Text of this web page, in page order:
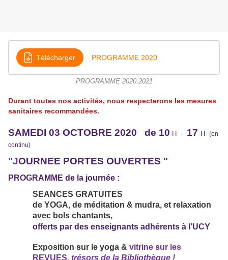
Télécharger PROGRAMME 2020
PROGRAMME 2020.2021
Durant toutes nos activités, nous respecterons les mesures
sanitaires recommandées.
SAMEDI 03 OCTOBRE 2020 de 10 H - 17 H (en
continu)
"JOURNEE PORTES OUVERTES "
PROGRAMME de la journée :
SEANCES GRATUITES
de YOGA, de méditation & mudra, et relaxation
avec bols chantants,
offerts par des enseignants adhérents à l’UCY
Exposition sur le yoga & vitrine sur les
REVUES, trésors de la Bibliothèque !